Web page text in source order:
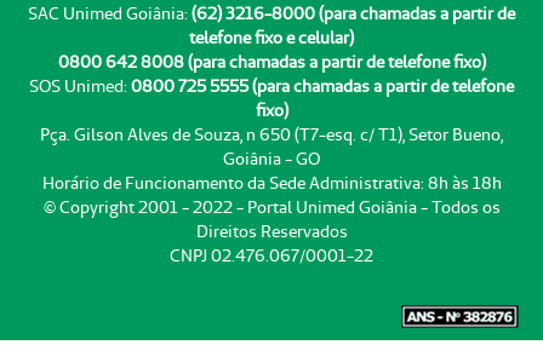
SAC Unimed Goiânia: (62) 3216-8000 (para chamadas a partir de
telefone fixo e celular)
0800 642 8008 (para chamadas a partir de telefone fixo)
SOS Unimed: 0800 725 5555 (para chamadas a partir de telefone
fixo)
Pça. Gilson Alves de Souza, n 650 (T7-esq. c/ T1), Setor Bueno,
Goiânia - GO
Horário de Funcionamento da Sede Administrativa: 8h às 18h
© Copyright 2001 - 2022 - Portal Unimed Goiânia - Todos os
Direitos Reservados
CNPJ 02.476.067/0001-22